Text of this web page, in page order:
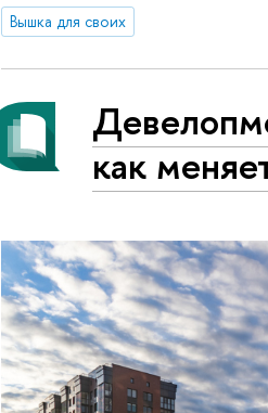
Вышка для своих
как